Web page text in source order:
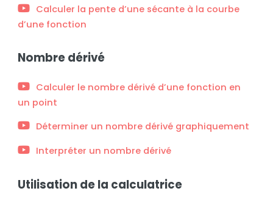
Calculer la pente d’une sécante à la courbe
d’une fonction
Nombre dérivé
Calculer le nombre dérivé d’une fonction en
un point
Déterminer un nombre dérivé graphiquement
Interpréter un nombre dérivé
Utilisation de la calculatrice